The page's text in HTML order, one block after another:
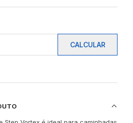
CALCULAR